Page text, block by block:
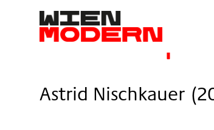
springen
Astrid Nischkauer (